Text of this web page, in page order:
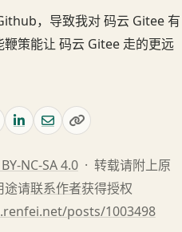
，导致我对 码云 Gitee 有
策能让 码云 Gitee 走的更远
BY-NC-SA 4.0· 转载请附上原
途请联系作者获得授权
posts/1003498